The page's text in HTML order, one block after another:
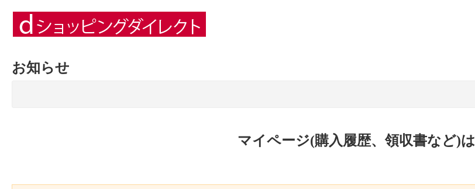
お知らせ
マイページ(購入履歴、領収書など)は